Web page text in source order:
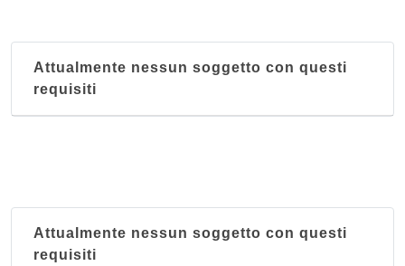
Attualmente nessun soggetto con questi
requisiti
Attualmente nessun soggetto con questi
requisiti